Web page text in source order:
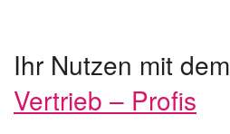
Ihr Nutzen mit dem
Vertrieb – Profis